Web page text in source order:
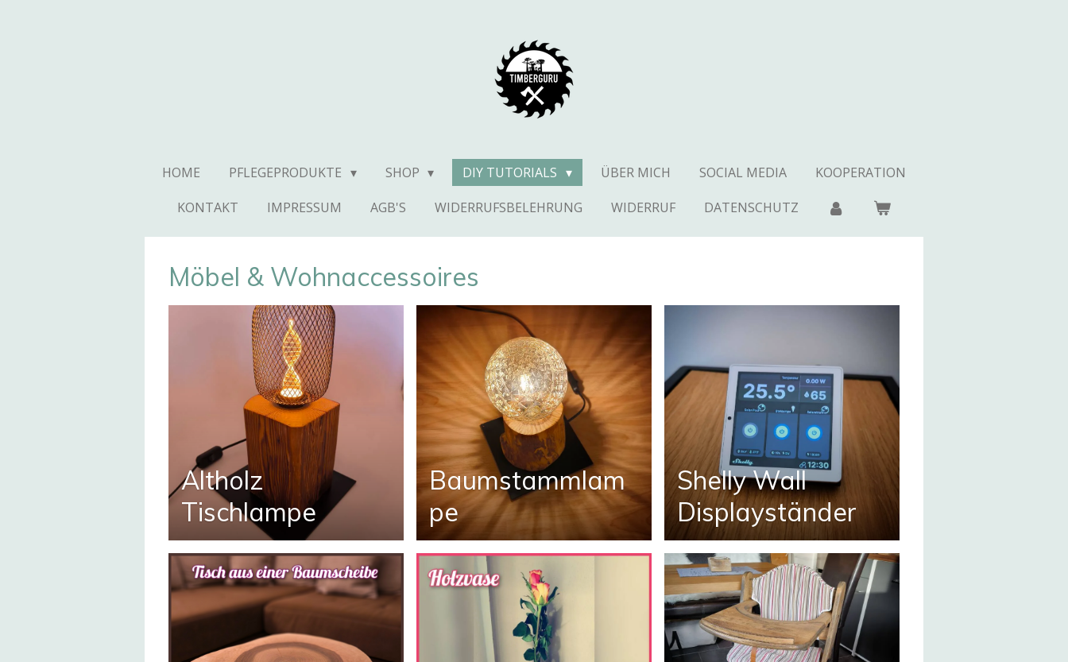
HOME PFLEGEPRODUKTE SHOP DIY TUTORIALS ÜBER MICH SOCIAL MEDIA
KOOPERATION
KONTAKT
IMPRESSUM AGB'S WIDERRUFSBELEHRUNG WIDERRUF DATENSCHUTZ
Möbel & Wohnaccessoires
Altholz
Tischlampe
Baumstammlam
pe
Shelly Wall
Displayständer